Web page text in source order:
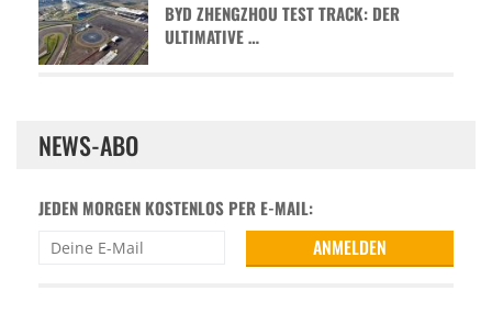
BYD ZHENGZHOU TEST TRACK: DER
ULTIMATIVE …
NEWS-ABO
JEDEN MORGEN KOSTENLOS PER E-MAIL: